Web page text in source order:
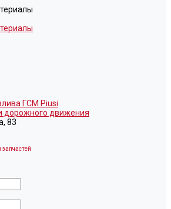
ГСМ Piusi
дорожного движения
83